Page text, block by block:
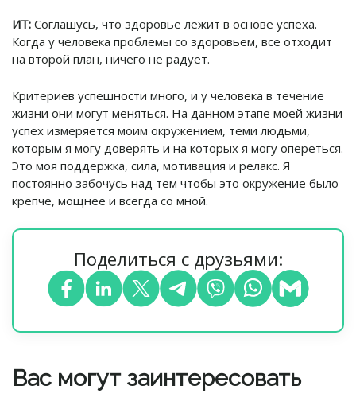
ИТ: Соглашусь, что здоровье лежит в основе успеха.
Когда у человека проблемы со здоровьем, все отходит
на второй план, ничего не радует.
Критериев успешности много, и у человека в течение
жизни они могут меняться. На данном этапе моей жизни
успех измеряется моим окружением, теми людьми,
которым я могу доверять и на которых я могу опереться.
Это моя поддержка, сила, мотивация и релакс. Я
постоянно забочусь над тем чтобы это окружение было
крепче, мощнее и всегда со мной.
Поделиться с друзьями:
Вас могут заинтересовать